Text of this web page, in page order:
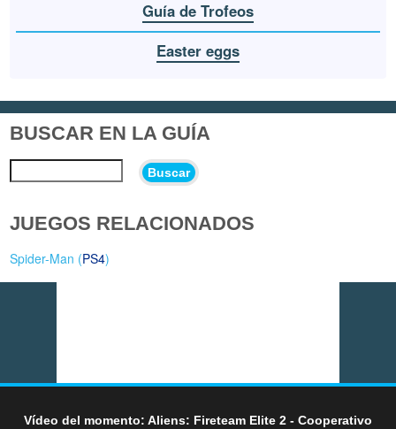
Guía de Trofeos
Easter eggs
BUSCAR EN LA GUÍA
Buscar
JUEGOS RELACIONADOS
Spider-Man (PS4)
Vídeo del momento: Aliens: Fireteam Elite 2 - Cooperativo